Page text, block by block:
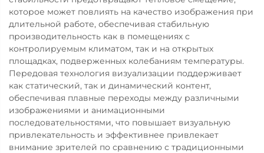
которое может повлиять на качество изображения при
длительной работе, обеспечивая стабильную
производительность как в помещениях с
контролируемым климатом, так и на открытых
площадках, подверженных колебаниям температуры.
Передовая технология визуализации поддерживает
как статический, так и динамический контент,
обеспечивая плавные переходы между различными
изображениями и анимационными
последовательностями, что повышает визуальную
привлекательность и эффективнее привлекает
внимание зрителей по сравнению с традиционными